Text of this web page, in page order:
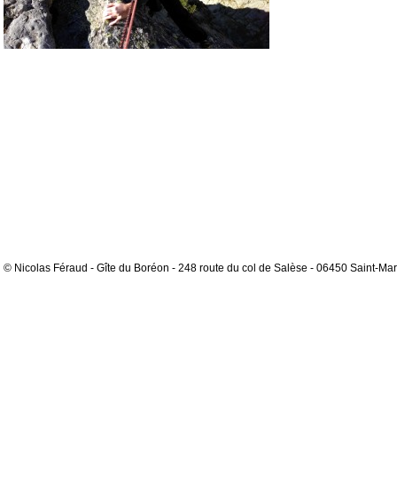
© Nicolas Féraud - Gîte du Boréon - 248 route du col de Salèse - 06450 Saint-